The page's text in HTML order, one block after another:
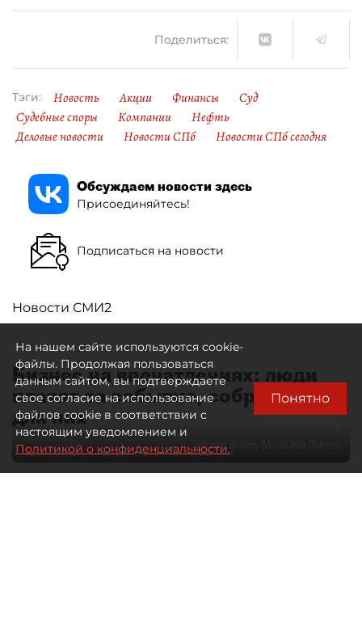
Поделиться:
Тэги: Новость Акции Финансы
Суд
Судебные споры
Компании
Нефть
Деловые новости
Новости СПб Новости СПб сегодня
Обсуждаем новости здесь
Присоединяйтесь!
Подписаться на новости
Новости СМИ2
Бизнес на впечатлениях: люди
платят за событие, собранное
для них
Автор фото:
На нашем сайте используются cookie-
файлы. Продолжая пользоваться
данным сайтом, вы подтверждаете
свое согласие на использование
файлов cookie в соответствии с
настоящим уведомлением и
Политикой о конфиденциальности.
Понятно